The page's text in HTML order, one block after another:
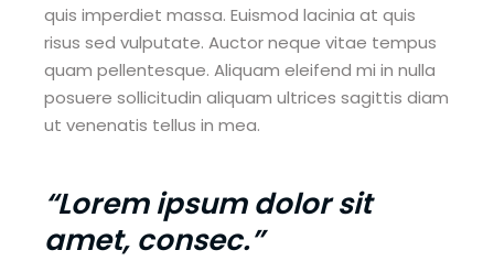
quis imperdiet massa. Euismod lacinia at quis
risus sed vulputate. Auctor neque vitae tempus
quam pellentesque. Aliquam eleifend mi in nulla
posuere sollicitudin aliquam ultrices sagittis diam
ut venenatis tellus in mea.
“Lorem ipsum dolor sit
amet, consec.”